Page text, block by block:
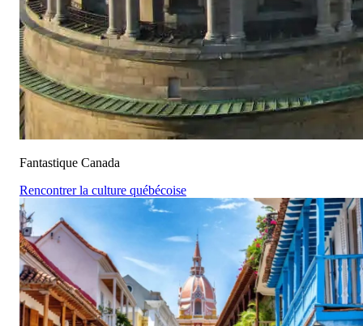
Fantastique Canada
Rencontrer la culture québécoise